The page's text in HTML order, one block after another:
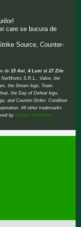
care se bucura de
Source, Counter-
de 15 Ani, 4 Luni si 27 Zile
NetWorks S.R.L., Valve, the
the Steam logo, Team
the Day of Defeat logo,
and Counter-Strike: Condition
All other trademarks
byIDeSys NetWorks